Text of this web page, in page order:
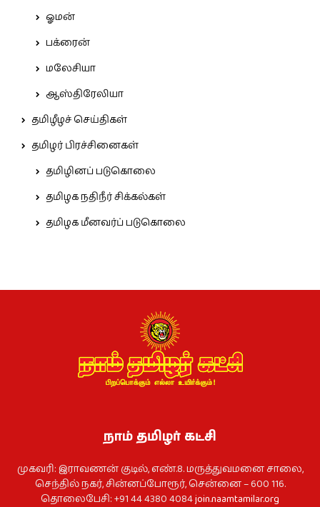
ஓமன்
பக்ரைன்
மலேசியா
ஆஸ்திரேலியா
தமிழீழச் செய்திகள்
தமிழர் பிரச்சினைகள்
தமிழினப் படுகொலை
தமிழக நதிநீர் சிக்கல்கள்
தமிழக மீனவர்ப் படுகொலை
நாம் தமிழர் கட்சி
முகவரி: இராவணன் குடில், எண்.8. மருத்துவமனை சாலை,
செந்தில் நகர், சின்னப்போரூர், சென்னை – 600 116.
தொலைபேசி: +91 44 4380 4084join.naamtamilar.org